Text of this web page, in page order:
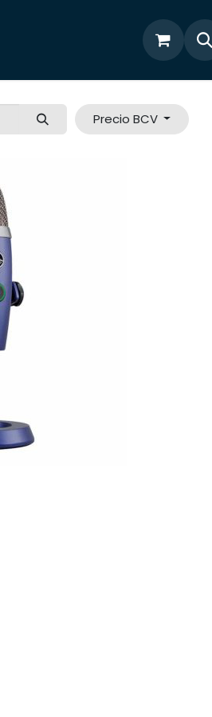
Precio BCV